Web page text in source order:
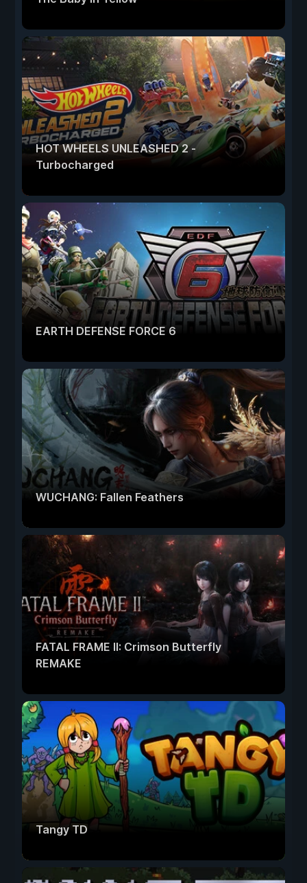
HOT WHEELS UNLEASHED 2 -
Turbocharged
EARTH DEFENSE FORCE 6
WUCHANG: Fallen Feathers
FATAL FRAME II: Crimson Butterfly
REMAKE
Tangy TD